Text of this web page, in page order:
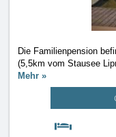
Die Familienpension
(5,5km vom Stausee
Mehr »